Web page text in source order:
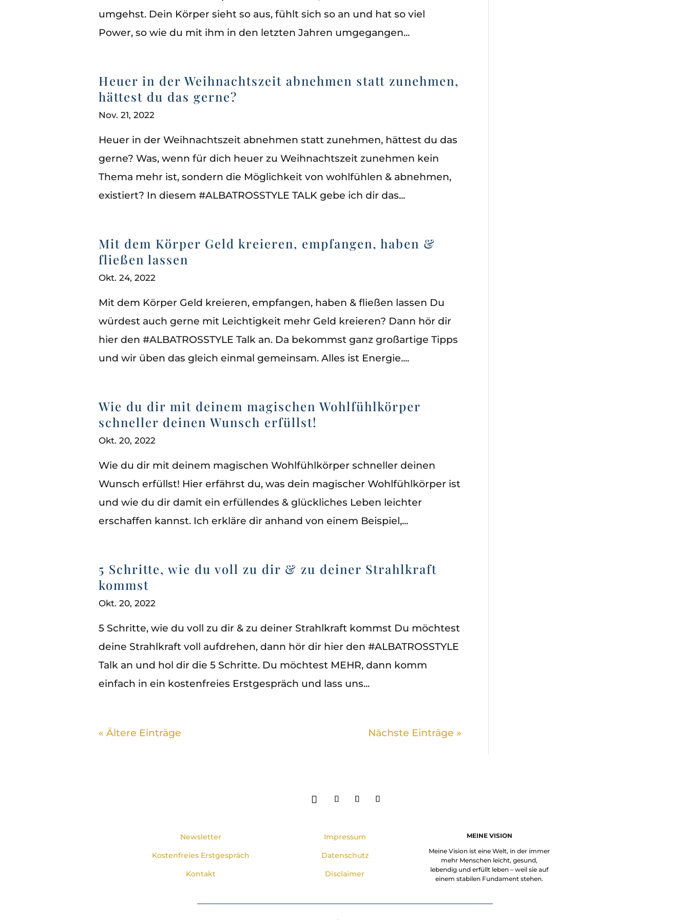
umgehst. Dein Körper sieht so aus, fühlt sich so an und hat so viel
Power, so wie du mit ihm in den letzten Jahren umgegangen...
Heuer in der Weihnachtszeit abnehmen statt zunehmen,
hättest du das gerne?
Nov. 21, 2022
Heuer in der Weihnachtszeit abnehmen statt zunehmen, hättest du das
gerne? Was, wenn für dich heuer zu Weihnachtszeit zunehmen kein
Thema mehr ist, sondern die Möglichkeit von wohlfühlen & abnehmen,
existiert? In diesem #ALBATROSSTYLE TALK gebe ich dir das...
Mit dem Körper Geld kreieren, empfangen, haben &
fließen lassen
Okt. 24, 2022
Mit dem Körper Geld kreieren, empfangen, haben & fließen lassen Du
würdest auch gerne mit Leichtigkeit mehr Geld kreieren? Dann hör dir
hier den #ALBATROSSTYLE Talk an. Da bekommst ganz großartige Tipps
und wir üben das gleich einmal gemeinsam. Alles ist Energie....
Wie du dir mit deinem magischen Wohlfühlkörper
schneller deinen Wunsch erfüllst!
Okt. 20, 2022
Wie du dir mit deinem magischen Wohlfühlkörper schneller deinen
Wunsch erfüllst! Hier erfährst du, was dein magischer Wohlfühlkörper ist
und wie du dir damit ein erfüllendes & glückliches Leben leichter
erschaffen kannst. Ich erkläre dir anhand von einem Beispiel,...
5 Schritte, wie du voll zu dir & zu deiner Strahlkraft
kommst
Okt. 20, 2022
5 Schritte, wie du voll zu dir & zu deiner Strahlkraft kommst Du möchtest
deine Strahlkraft voll aufdrehen, dann hör dir hier den #ALBATROSSTYLE
Talk an und hol dir die 5 Schritte. Du möchtest MEHR, dann komm
einfach in ein kostenfreies Erstgespräch und lass uns...
« Ältere Einträge Nächste Einträge »
Newsletter
Kostenfreies Erstgespräch
Kontakt
Impressum
Datenschutz
Disclaimer
MEINE VISION
Meine Vision ist eine Welt, in der immer
mehr Menschen leicht, gesund,
lebendig und erfüllt leben – weil sie auf
einem stabilen Fundament stehen.